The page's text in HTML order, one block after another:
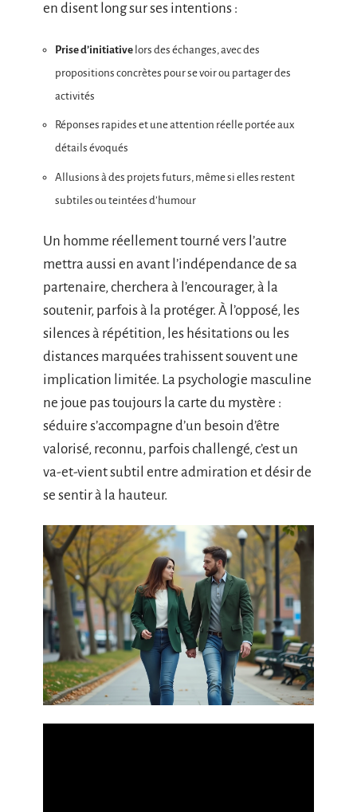
en disent long sur ses intentions :
Prise d’initiative lors des échanges, avec des
propositions concrètes pour se voir ou partager des
activités
Réponses rapides et une attention réelle portée aux
détails évoqués
Allusions à des projets futurs, même si elles restent
subtiles ou teintées d’humour
Un homme réellement tourné vers l’autre
mettra aussi en avant l’indépendance de sa
partenaire, cherchera à l’encourager, à la
soutenir, parfois à la protéger. À l’opposé, les
silences à répétition, les hésitations ou les
distances marquées trahissent souvent une
implication limitée. La psychologie masculine
ne joue pas toujours la carte du mystère :
séduire s’accompagne d’un besoin d’être
valorisé, reconnu, parfois challengé, c’est un
va-et-vient subtil entre admiration et désir de
se sentir à la hauteur.